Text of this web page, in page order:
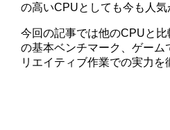
の高いCPUとしても今も人気
今回の記事では他のCPUと
の基本ベンチマーク、ゲーム
リエイティブ作業での実力を